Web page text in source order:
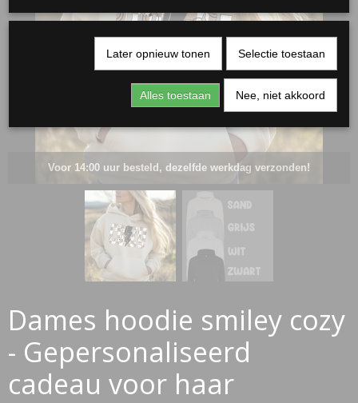
Voor 14:00 uur besteld, dezelfde werkdag verzonden!
Dames hoodie smiley cozy
- Gepersonaliseerd
cadeau voor haar
Later opnieuw tonen Selectie toestaan
Alles toestaan Nee, niet akkoord